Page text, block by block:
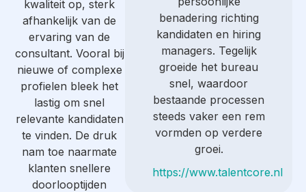
kwaliteit op, sterk
afhankelijk van de
ervaring van de
consultant. Vooral bij
nieuwe of complexe
profielen bleek het
lastig om snel
relevante kandidaten
te vinden. De druk
nam toe naarmate
klanten snellere
doorlooptijden
benadering richting
kandidaten en hiring
managers. Tegelijk
groeide het bureau
snel, waardoor
bestaande processen
steeds vaker een rem
vormden op verdere
groei.
https://www.talentcore.nl